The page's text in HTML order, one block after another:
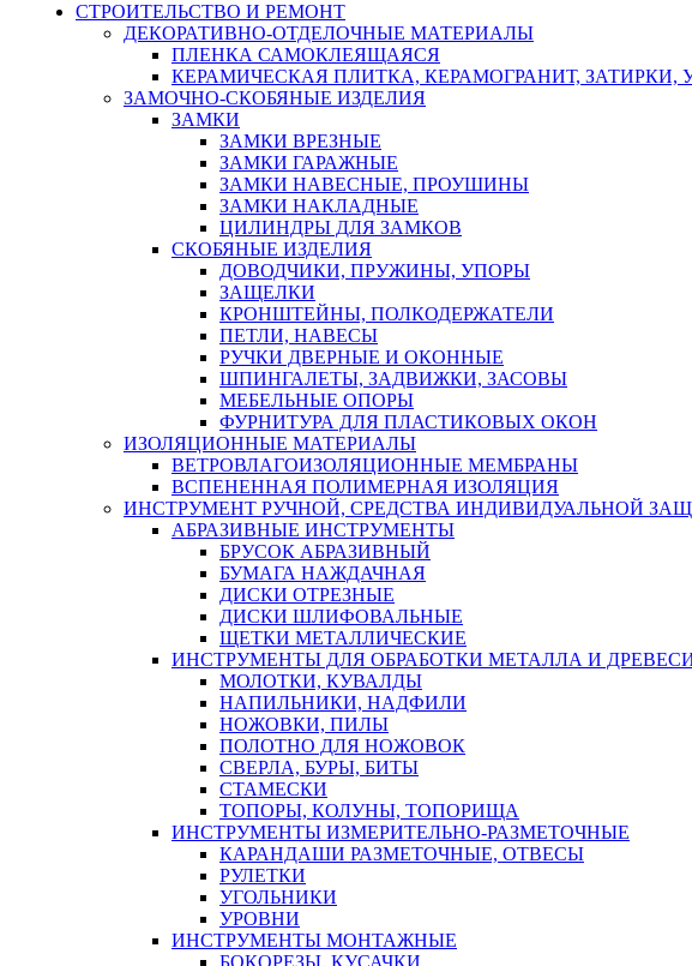
СТРОИТЕЛЬСТВО И РЕМОНТ
ДЕКОРАТИВНО-ОТДЕЛОЧНЫЕ МАТЕРИАЛЫ
ПЛЕНКА САМОКЛЕЯЩАЯСЯ
КЕРАМИЧЕСКАЯ ПЛИТКА, КЕРАМОГРАНИТ, ЗАТИРКИ,
ЗАМОЧНО-СКОБЯНЫЕ ИЗДЕЛИЯ
ЗАМКИ
ЗАМКИ ВРЕЗНЫЕ
ЗАМКИ ГАРАЖНЫЕ
ЗАМКИ НАВЕСНЫЕ, ПРОУШИНЫ
ЗАМКИ НАКЛАДНЫЕ
ЦИЛИНДРЫ ДЛЯ ЗАМКОВ
СКОБЯНЫЕ ИЗДЕЛИЯ
ДОВОДЧИКИ, ПРУЖИНЫ, УПОРЫ
ЗАЩЕЛКИ
КРОНШТЕЙНЫ, ПОЛКОДЕРЖАТЕЛИ
ПЕТЛИ, НАВЕСЫ
РУЧКИ ДВЕРНЫЕ И ОКОННЫЕ
ШПИНГАЛЕТЫ, ЗАДВИЖКИ, ЗАСОВЫ
МЕБЕЛЬНЫЕ ОПОРЫ
ФУРНИТУРА ДЛЯ ПЛАСТИКОВЫХ ОКОН
ИЗОЛЯЦИОННЫЕ МАТЕРИАЛЫ
ВЕТРОВЛАГОИЗОЛЯЦИОННЫЕ МЕМБРАНЫ
ВСПЕНЕННАЯ ПОЛИМЕРНАЯ ИЗОЛЯЦИЯ
ИНСТРУМЕНТ РУЧНОЙ, СРЕДСТВА ИНДИВИДУАЛЬНОЙ
АБРАЗИВНЫЕ ИНСТРУМЕНТЫ
БРУСОК АБРАЗИВНЫЙ
БУМАГА НАЖДАЧНАЯ
ДИСКИ ОТРЕЗНЫЕ
ДИСКИ ШЛИФОВАЛЬНЫЕ
ЩЕТКИ МЕТАЛЛИЧЕСКИЕ
ИНСТРУМЕНТЫ ДЛЯ ОБРАБОТКИ МЕТАЛЛА И
МОЛОТКИ, КУВАЛДЫ
НАПИЛЬНИКИ, НАДФИЛИ
НОЖОВКИ, ПИЛЫ
ПОЛОТНО ДЛЯ НОЖОВОК
СВЕРЛА, БУРЫ, БИТЫ
СТАМЕСКИ
ТОПОРЫ, КОЛУНЫ, ТОПОРИЩА
ИНСТРУМЕНТЫ ИЗМЕРИТЕЛЬНО-РАЗМЕТОЧНЫЕ
КАРАНДАШИ РАЗМЕТОЧНЫЕ, ОТВЕСЫ
РУЛЕТКИ
УГОЛЬНИКИ
УРОВНИ
ИНСТРУМЕНТЫ МОНТАЖНЫЕ